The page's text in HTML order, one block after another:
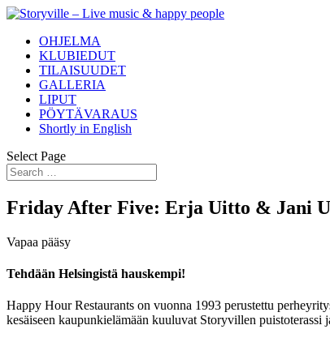
OHJELMA
KLUBIEDUT
TILAISUUDET
GALLERIA
LIPUT
PÖYTÄVARAUS
Shortly in English
Select Page
Friday After Five: Erja Uitto & Jani
Vapaa pääsy
Tehdään Helsingistä hauskempi!
Happy Hour Restaurants on vuonna 1993 perustettu
kesäiseen kaupunkielämään kuuluvat Storyvillen puistoterassi